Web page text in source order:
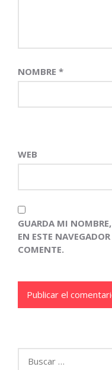
NOMBRE *
WEB
GUARDA MI
EN ESTE
COMENTE.